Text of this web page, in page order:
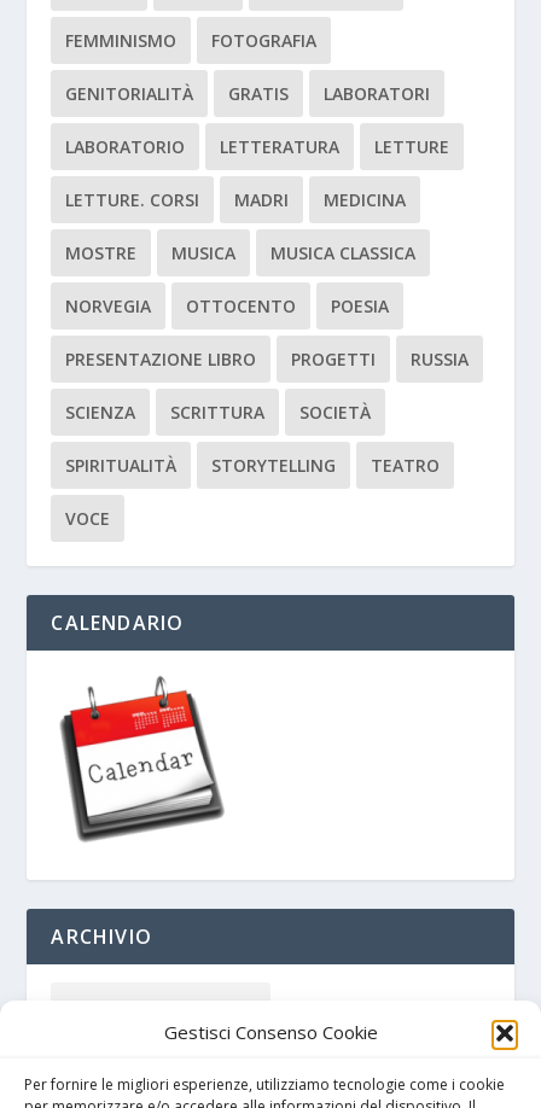
Gestisci Consenso Cookie
Per fornire le migliori esperienze, utilizziamo tecnologie come i cookie
FEMMINISMO FOTOGRAFIA
GENITORIALITÀ GRATIS LABORATORI
LABORATORIO LETTERATURA LETTURE
LETTURE. CORSI MADRI MEDICINA
MOSTRE MUSICA MUSICA CLASSICA
NORVEGIA OTTOCENTO POESIA
PRESENTAZIONE LIBRO PROGETTI RUSSIA
SCIENZA SCRITTURA SOCIETÀ
SPIRITUALITÀ STORYTELLING TEATRO
VOCE
CALENDARIO
ARCHIVIO